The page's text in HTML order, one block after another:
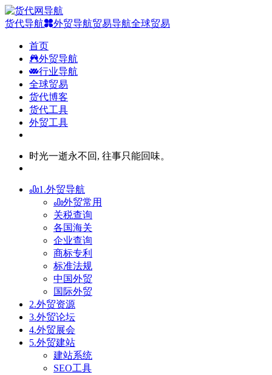
货代导航 外贸导航贸易导航全球贸易
首页
外贸导航
行业导航
全球贸易
货代博客
货代工具
外贸工具
时光一逝永不回, 往事只能回味。
1.外贸导航
外贸常用
关税查询
各国海关
企业查询
商标专利
标准法规
中国外贸
国际外贸
2.外贸资源
3.外贸论坛
4.外贸展会
5.外贸建站
建站系统
SEO工具